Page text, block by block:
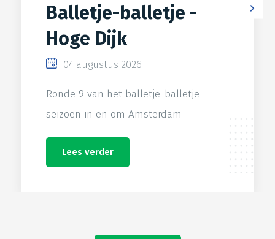
Balletje-balletje -
Hoge Dijk
04 augustus 2026
Ronde 9 van het balletje-balletje
seizoen in en om Amsterdam
Lees verder